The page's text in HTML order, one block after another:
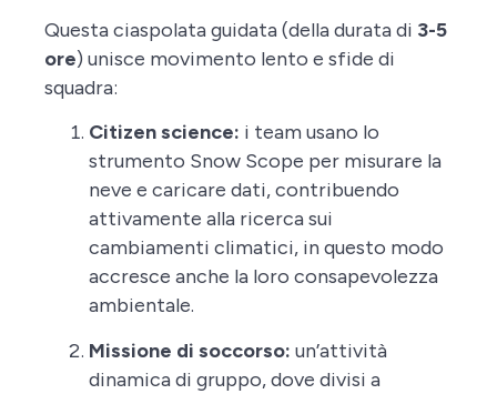
Questa ciaspolata guidata (della durata di 3-5
ore) unisce movimento lento e sfide di
squadra:
Citizen science: i team usano lo
strumento Snow Scope per misurare la
neve e caricare dati, contribuendo
attivamente alla ricerca sui
cambiamenti climatici, in questo modo
accresce anche la loro consapevolezza
ambientale.
Missione di soccorso: un’attività
dinamica di gruppo, dove divisi a